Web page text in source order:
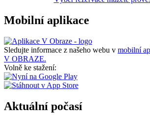
Mobilní aplikace
Sledujte informace z našeho webu v mobilní
V OBRAZE.
Volně ke stažení:
Aktuální počasí